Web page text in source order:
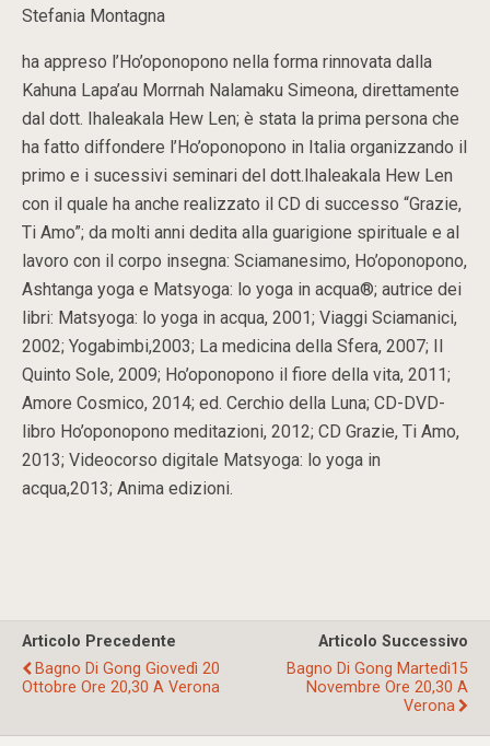
Stefania Montagna
ha appreso l’Ho’oponopono nella forma rinnovata dalla
Kahuna Lapa’au Morrnah Nalamaku Simeona, direttamente
dal dott. Ihaleakala Hew Len; è stata la prima persona che
ha fatto diffondere l’Ho’oponopono in Italia organizzando il
primo e i sucessivi seminari del dott.Ihaleakala Hew Len
con il quale ha anche realizzato il CD di successo “Grazie,
Ti Amo”; da molti anni dedita alla guarigione spirituale e al
lavoro con il corpo insegna: Sciamanesimo, Ho’oponopono,
Ashtanga yoga e Matsyoga: lo yoga in acqua®; autrice dei
libri: Matsyoga: lo yoga in acqua, 2001; Viaggi Sciamanici,
2002; Yogabimbi,2003; La medicina della Sfera, 2007; Il
Quinto Sole, 2009; Ho’oponopono il fiore della vita, 2011;
Amore Cosmico, 2014; ed. Cerchio della Luna; CD-DVD-
libro Ho’oponopono meditazioni, 2012; CD Grazie, Ti Amo,
2013; Videocorso digitale Matsyoga: lo yoga in
acqua,2013; Anima edizioni.
Articolo Precedente
Bagno Di Gong Giovedì 20
Ottobre Ore 20,30 A Verona
Articolo Successivo
Bagno Di Gong Martedì15
Novembre Ore 20,30 A
Verona